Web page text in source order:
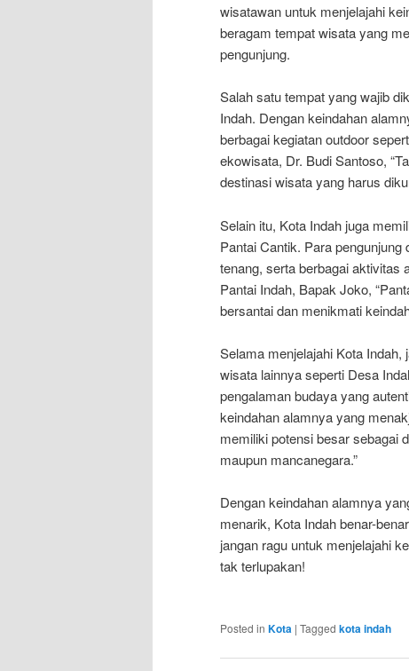
wisatawan untuk menjelajahi
beragam tempat wisata yang
pengunjung.
Salah satu tempat yang wajib
Indah. Dengan keindahan
berbagai kegiatan outdoor
ekowisata, Dr. Budi Santoso,
destinasi wisata yang harus
Selain itu, Kota Indah juga
Pantai Cantik. Para
tenang, serta berbagai aktivitas
Pantai Indah, Bapak Joko,
bersantai dan menikmati
Selama menjelajahi Kota Indah,
wisata lainnya seperti Desa
pengalaman budaya yang
keindahan alamnya yang
memiliki potensi besar sebagai
maupun mancanegara.”
Dengan keindahan alamnya
menarik, Kota Indah benar-
jangan ragu untuk menjelajahi
tak terlupakan!
Posted in Kota | Tagged kota indah